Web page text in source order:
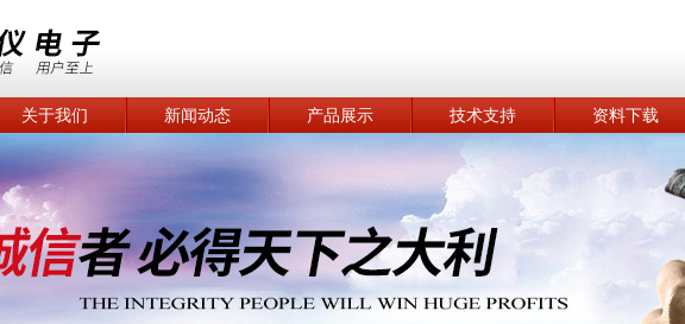
关于我们 新闻动态 产品展示 技术支持 资料下载